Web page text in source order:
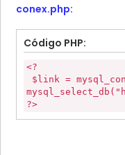
sr += h;
sr += "\" />";
sr += " <br/>";
sr += " <input
sr += t;
sr += "\" />";
sr += " <br/>";
if(
window
}else{
}
conex.php:
Código PHP:
<?
$link =
?>